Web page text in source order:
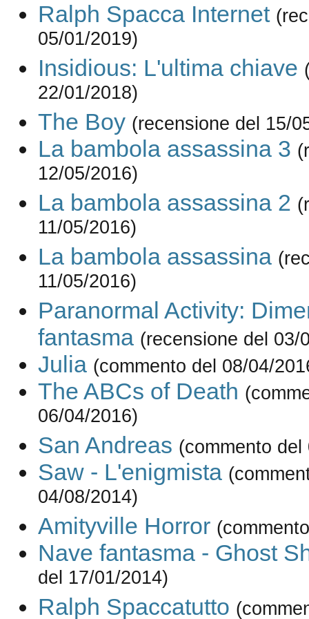
Ralph Spacca Internet
05/01/2019)
Insidious: L'ultima chiave
22/01/2018)
The Boy (recensione del 15/
La bambola assassina 3
12/05/2016)
La bambola assassina 2
11/05/2016)
La bambola assassina
11/05/2016)
Paranormal Activity:
fantasma (recensione del 03/
Julia (commento del 08/04/
The ABCs of Death
06/04/2016)
San Andreas (commento del
Saw - L'enigmista
04/08/2014)
Amityville Horror
Nave fantasma - Ghost
del 17/01/2014)
Ralph Spaccatutto